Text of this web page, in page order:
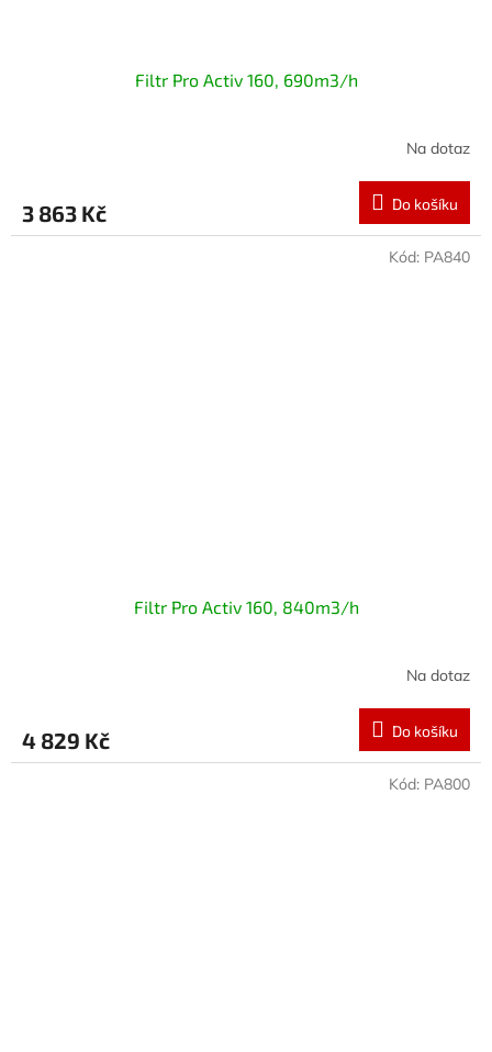
Filtr Pro Activ 160, 690m3/h
Na dotaz
3 863 Kč Do košíku
Filtr Pro Activ 160, 840m3/h
Na dotaz
4 829 Kč Do košíku
Kód: PA840
Kód: PA800